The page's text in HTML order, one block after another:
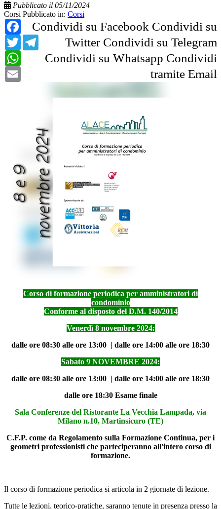
Pubblicato il 05/11/2024
Corsi Pubblicato in: Corsi
Condividi su Facebook
Facebook
Condividi su
Twitter
Twitter Condividi su Telegram
Telegram
Condividi su Whatsapp
WhatsApp
Condividi
tramite Email
Corso di formazione periodica per amministratori di
condominio
Conforme al disposto del D.M. 140/2014
Venerdì 8 novembre 2024:
dalle ore 08:30 alle ore 13:00 | dalle ore 14:00 alle ore 18:30
Sabato 9 NOVEMBRE 2024:
dalle ore 08:30 alle ore 13:00 | dalle ore 14:00 alle ore 18:30
dalle ore 18:30 Esame finale
Sala Conferenze del Ristorante La Vecchia Lampada, via
Milano n.10, Martinsicuro (TE)
C.F.P. come da Regolamento sulla Formazione Continua, per i
geometri professionisti che parteciperanno all'intero corso di
formazione.
Il corso di formazione periodica si articola in 2 giornate di lezione.
Tutte le lezioni, teorico-pratiche, saranno tenute in presenza presso la